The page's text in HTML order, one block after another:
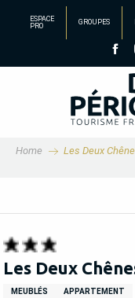
principal
ESPACE
PRO
GROUPES
Home Les Deux
Les Deux
MEUBLÉS APPARTEMENT